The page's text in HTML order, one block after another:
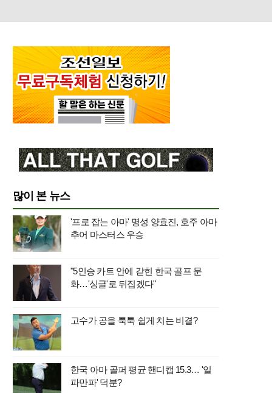
많이 본 뉴스
'프로 잡는 아마' 명성 양효진, 호주 아마
추어 마스터스 우승
"5인승 카트 안에 갇힌 한국 골프 문
화…'싱글'로 뒤집겠다"
고수가 공을 툭툭 쉽게 치는 비결?
한국 아마 골퍼 평균 핸디캡 15.3… '일
파만파' 덕분?